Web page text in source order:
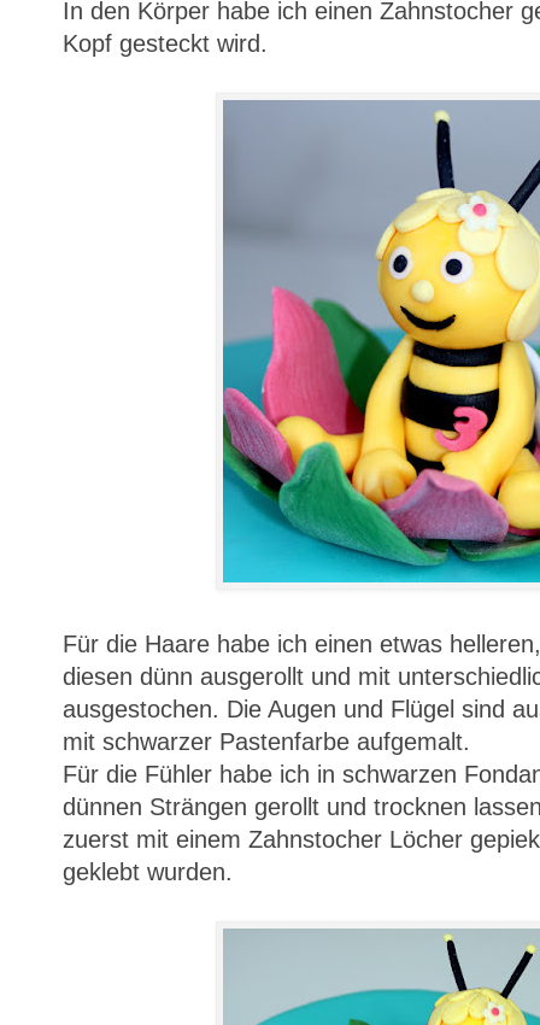
In den Körper habe ich einen Zahnstocher
Kopf gesteckt wird.
Für die Haare habe ich einen etwas
diesen dünn ausgerollt und mit
ausgestochen. Die Augen und Flügel sind
mit schwarzer Pastenfarbe aufgemalt.
Für die Fühler habe ich in schwarzen
dünnen Strängen gerollt und trocknen
zuerst mit einem Zahnstocher Löcher
geklebt wurden.